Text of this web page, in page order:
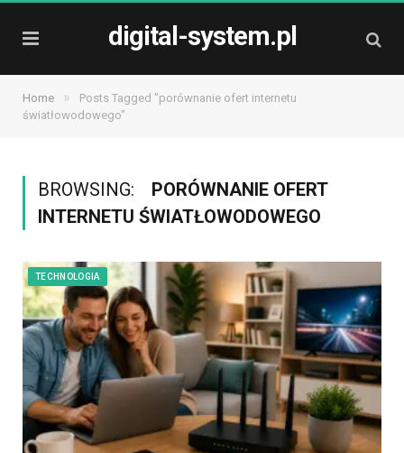
digital-system.pl
Home »
Posts Tagged "porównanie ofert internetu
światłowodowego"
BROWSING:
PORÓWNANIE OFERT
INTERNETU ŚWIATŁOWODOWEGO
TECHNOLOGIA